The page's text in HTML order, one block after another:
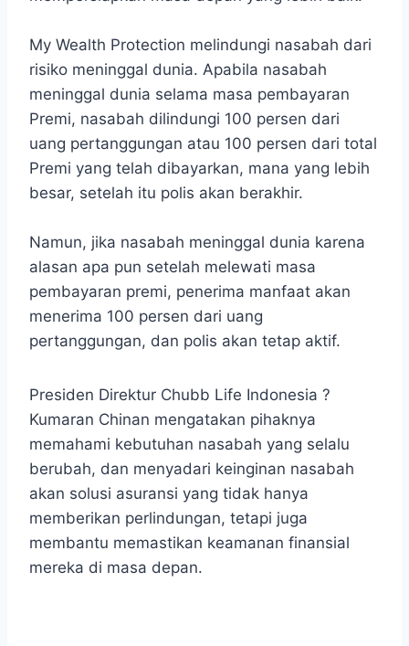
My Wealth Protection melindungi nasabah dari
risiko meninggal dunia. Apabila nasabah
meninggal dunia selama masa pembayaran
Premi, nasabah dilindungi 100 persen dari
uang pertanggungan atau 100 persen dari total
Premi yang telah dibayarkan, mana yang lebih
besar, setelah itu polis akan berakhir.
Namun, jika nasabah meninggal dunia karena
alasan apa pun setelah melewati masa
pembayaran premi, penerima manfaat akan
menerima 100 persen dari uang
pertanggungan, dan polis akan tetap aktif.
Presiden Direktur Chubb Life Indonesia ?
Kumaran Chinan mengatakan pihaknya
memahami kebutuhan nasabah yang selalu
berubah, dan menyadari keinginan nasabah
akan solusi asuransi yang tidak hanya
memberikan perlindungan, tetapi juga
membantu memastikan keamanan finansial
mereka di masa depan.